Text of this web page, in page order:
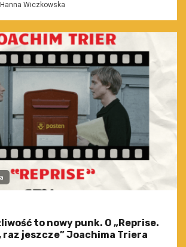
Hanna Wiczkowska
to nowy punk. O „Reprise.
raz jeszcze” Joachima Triera